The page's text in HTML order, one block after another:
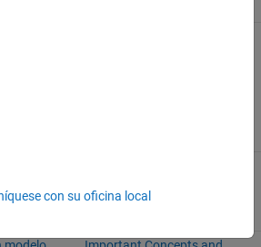
de Simulink
con su oficina local